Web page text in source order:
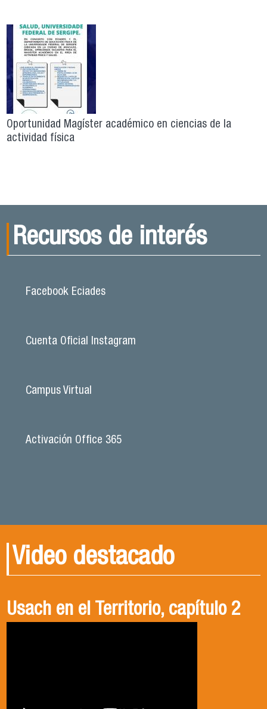
Oportunidad Magíster académico en ciencias de la
actividad física
Recursos de interés
Facebook Eciades
Cuenta Oficial Instagram
Campus Virtual
Activación Office 365
Video destacado
Gala Deportiva Usach 2025
Usach en el Territorio, capítulo 2
Candidatura Director de Escuela